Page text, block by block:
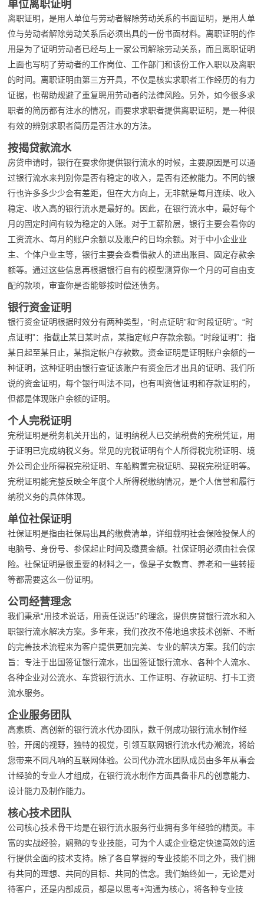
单位离职证明
离职证明，是用人单位与劳动者解除劳动关系的书面证明，是用人单
位与劳动者解除劳动关系后必须出具的一份书面材料。离职证明的作
用是为了证明劳动者已经与上一家公司解除劳动关系，而且离职证明
上面也写明了劳动者的工作岗位、工作部门和该份工作入职以及离职
的时间。离职证明由第三方开具，不仅是核实求职者工作经历的有力
证据，也帮助规避了重复聘用劳动者的法律风险。另外，如今很多求
职者的简历都有注水的情况，而要求求职者提供离职证明，是一种很
有效的辨别求职者简历是否注水的方法。
按揭贷款流水
房贷申请时，银行在要求你提供银行流水的时候，主要原因是可以通
过银行流水来判别你是否有稳定的收入，是否有还款能力。不同的银
行也许多多少少会有差距，但在大方向上，无非就是每月连续、收入
稳定、收入高的银行流水是最好的。因此，在银行流水中，最好每个
月的固定时间有较为稳定的入账。对于工薪阶层，银行主要会看你的
工资流水、每月的账户余额以及账户的日均余额。对于中小企业业
主、个体户业主等，银行主要会查看借款人的进出账目、固定存款余
额等。通过这些信息再根据银行自有的模型测算你一个月的可自由支
配的款项，审查你是否能够按时偿还债务。
银行资金证明
银行资金证明根据时效分有两种类型，“时点证明”和“时段证明”。“时
点证明”：指截止某日某时点，某指定帐户存款余额。“时段证明”：指
某日起至某日止，某指定帐户存款数。资金证明是证明账户余额的一
种证明，这种证明由银行查证该账户有资金后才出具的证明、我们所
说的资金证明，每个银行叫法不同，也有叫资信证明和存款证明的，
但都是体现账户余额的证明。
个人完税证明
完税证明是税务机关开出的，证明纳税人已交纳税费的完税凭证，用
于证明已完成纳税义务。常见的完税证明有个人所得税完税证明、境
外公司企业所得税完税证明、车船购置完税证明、契税完税证明等。
完税证明能完整反映全年度个人所得税缴纳情况，是个人信誉和履行
纳税义务的具体体现。
单位社保证明
社保证明是指由社保局出具的缴费清单，详细载明社会保险投保人的
电脑号、身份号、参保起止时间及缴费金额。社保证明必须由社会保
险。社保证明是很重要的材料之一，像是子女教育、养老和一些转接
等都需要这么一份证明。
公司经营理念
我们秉承“用技术说话，用责任说话!”的理念，提供房贷银行流水和入
职银行流水解决方案。多年来，我们孜孜不倦地追求技术创新、不断
的完善技术流程来为客户提供更加完美、专业的解决方案。我们的宗
旨：专注于出国签证银行流水，出国签证银行流水、各种个人流水、
各种企业对公流水、车贷银行流水、工作证明、存款证明、打卡工资
流水服务。
企业服务团队
高素质、高创新的银行流水代办团队，数千例成功银行流水制作经
验，开阔的视野，独特的视觉，引领互联网银行流水代办潮流，将给
您带来不同凡响的互联网体验。公司代办流水团队成员由多年从事会
计经验的专业人才组成，在银行流水制作方面具备非凡的创意能力、
设计能力及制作能力。
核心技术团队
公司核心技术骨干均是在银行流水服务行业拥有多年经验的精英。丰
富的实战经验，娴熟的专业技能，可为个人或企业稳定快速高效的运
行提供全面的技术支持。除了各自掌握的专业技能不同之外，我们拥
有共同的理想、共同的目标、共同的信念。我们始终如一，无论是对
待客户，还是内部成员，都是以思考+沟通为核心，将各种专业技